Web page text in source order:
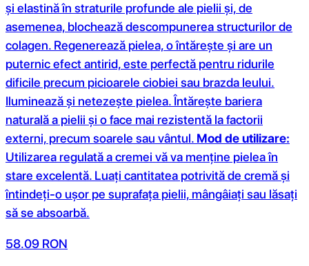
și elastină în straturile profunde ale pielii și, de
asemenea, blochează descompunerea structurilor de
colagen. Regenerează pielea, o întărește și are un
puternic efect antirid, este perfectă pentru ridurile
dificile precum picioarele ciobiei sau brazda leului.
Iluminează și netezește pielea. Întărește bariera
naturală a pielii și o face mai rezistentă la factorii
externi, precum soarele sau vântul. Mod de utilizare:
Utilizarea regulată a cremei vă va menține pielea în
stare excelentă. Luați cantitatea potrivită de cremă și
întindeți-o ușor pe suprafața pielii, mângâiați sau lăsați
să se absoarbă.
58.09 RON